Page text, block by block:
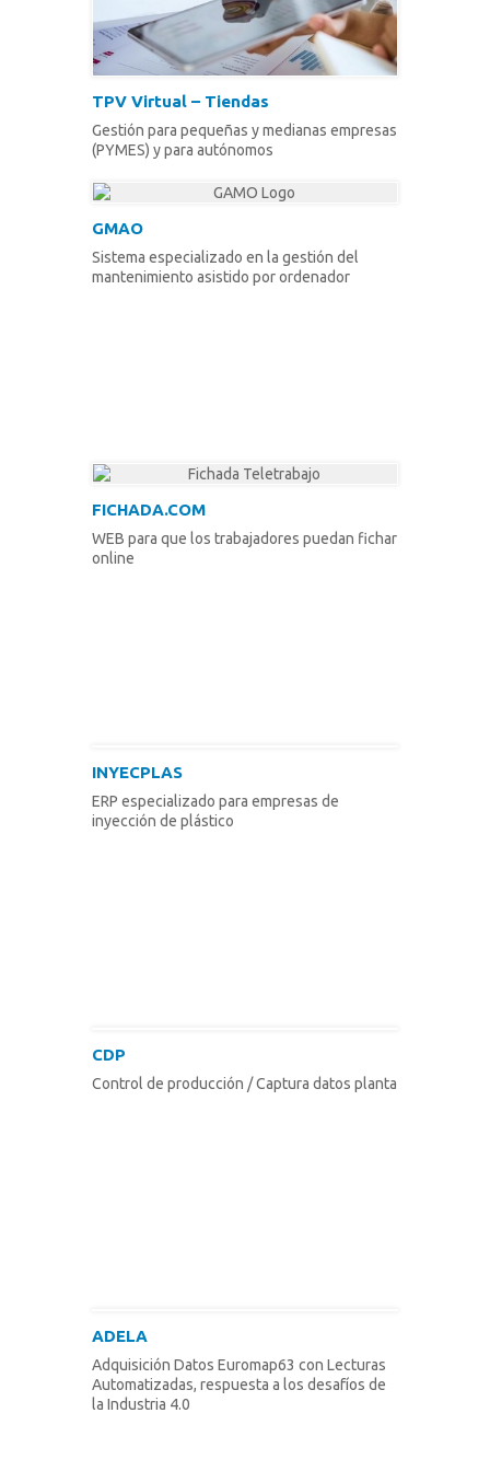
TPV Virtual – Tiendas
Gestión para pequeñas y medianas empresas
(PYMES) y para autónomos
GMAO
Sistema especializado en la gestión del
mantenimiento asistido por ordenador
FICHADA.COM
WEB para que los trabajadores puedan fichar
online
INYECPLAS
ERP especializado para empresas de
inyección de plástico
CDP
Control de producción / Captura datos planta
ADELA
Adquisición Datos Euromap63 con Lecturas
Automatizadas, respuesta a los desafíos de
la Industria 4.0